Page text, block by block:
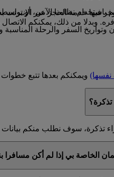
باستخدام نظامنا الآمن، أو
السفر والرحلة المناسبة
فيها خدمة الحجز عبر
وبدلا من ذلك، يمكنكم
نفسها) ويمكنكم بعدها تتبع
تذكرة، سوف نطلب منكم بيانات
الخاصة بي إذا لم أكن